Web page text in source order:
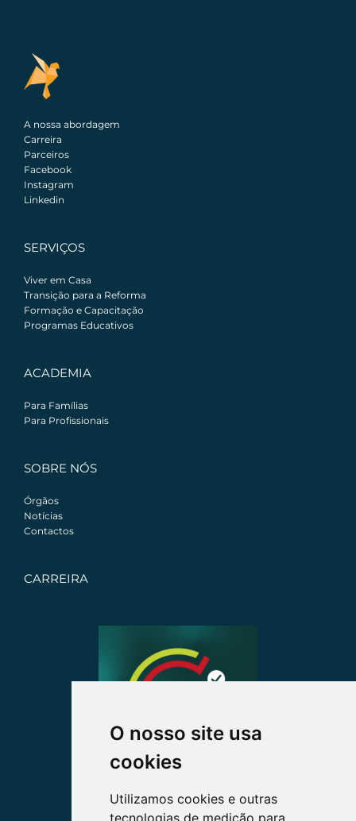
O nosso site usa
cookies
Utilizamos cookies e outras
tecnologias de medição para
A nossa abordagem
Carreira
Parceiros
Facebook
Instagram
Linkedin
SERVIÇOS
Viver em Casa
Transição para a Reforma
Formação e Capacitação
Programas Educativos
ACADEMIA
Para Famílias
Para Profissionais
SOBRE NÓS
Órgãos
Notícias
Contactos
CARREIRA